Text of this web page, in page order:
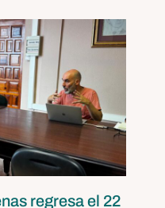
regresa el 22